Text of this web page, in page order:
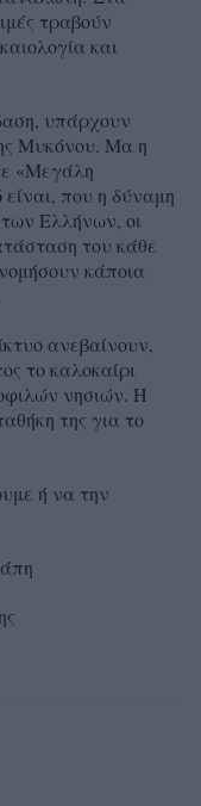
τραβούν
και
υπάρχουν
Μυκόνου. Μα η
«Μεγάλη
που η δύναμη
των Ελλήνων, οι
του κάθε
κάποια
ανεβαίνουν,
το καλοκαίρι
νησιών. Η
της για το
ή να την